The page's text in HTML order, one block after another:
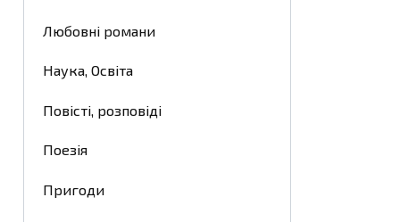
Любовні романи
Наука, Освіта
Повісті, розповіді
Поезія
Пригоди